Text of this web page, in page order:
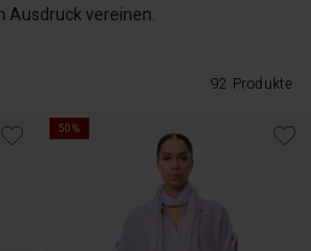
Ausdruck vereinen.
92 Produkte
50%